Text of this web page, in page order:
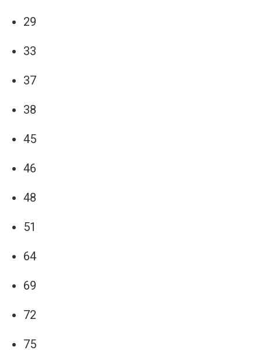
29
33
37
38
45
46
48
51
64
69
72
75